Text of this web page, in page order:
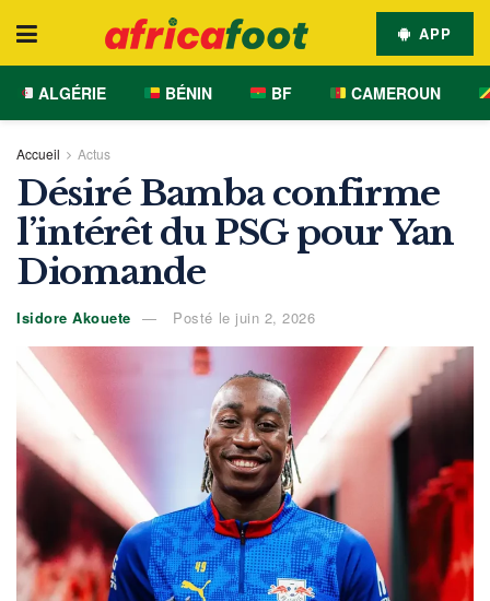
APP
ALGÉRIE BÉNIN BF CAMEROUN
Accueil Actus
Désiré Bamba confirme
l’intérêt du PSG pour Yan
Diomande
Isidore Akouete Posté le juin 2, 2026